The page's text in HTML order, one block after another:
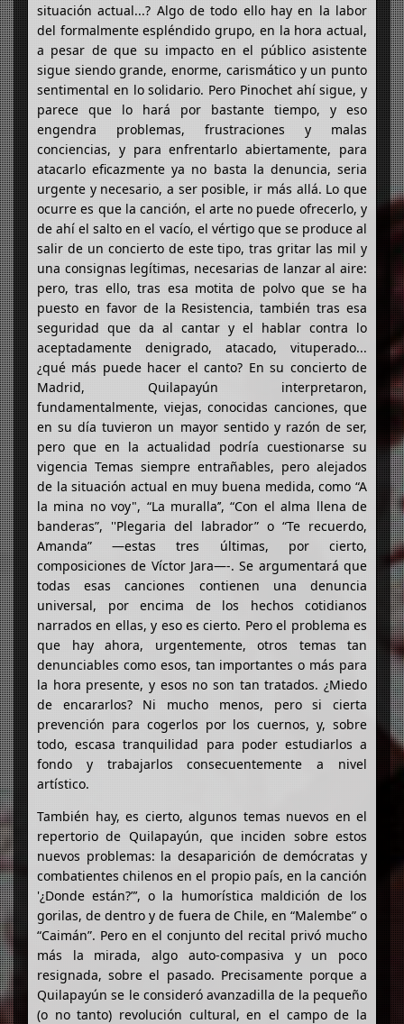
situación actual...? Algo de todo ello hay en la labor
del formalmente espléndido grupo, en la hora actual,
a pesar de que su impacto en el público asistente
sigue siendo grande, enorme, carismático y un punto
sentimental en lo solidario. Pero Pinochet ahí sigue, y
parece que lo hará por bastante tiempo, y eso
engendra problemas, frustraciones y malas
conciencias, y para enfrentarlo abiertamente, para
atacarlo eficazmente ya no basta la denuncia, seria
urgente y necesario, a ser posible, ir más allá. Lo que
ocurre es que la canción, el arte no puede ofrecerlo, y
de ahí el salto en el vacío, el vértigo que se produce al
salir de un concierto de este tipo, tras gritar las mil y
una consignas legítimas, necesarias de lanzar al aire:
pero, tras ello, tras esa motita de polvo que se ha
puesto en favor de la Resistencia, también tras esa
seguridad que da al cantar y el hablar contra lo
aceptadamente denigrado, atacado, vituperado...
¿qué más puede hacer el canto? En su concierto de
Madrid, Quilapayún interpretaron,
fundamentalmente, viejas, conocidas canciones, que
en su día tuvieron un mayor sentido y razón de ser,
pero que en la actualidad podría cuestionarse su
vigencia Temas siempre entrañables, pero alejados
de la situación actual en muy buena medida, como “A
la mina no voy", “La muralla’’, “Con el alma llena de
banderas”, ''Plegaria del labrador” o “Te recuerdo,
Amanda” —estas tres últimas, por cierto,
composiciones de Víctor Jara—-. Se argumentará que
todas esas canciones contienen una denuncia
universal, por encima de los hechos cotidianos
narrados en ellas, y eso es cierto. Pero el problema es
que hay ahora, urgentemente, otros temas tan
denunciables como esos, tan importantes o más para
la hora presente, y esos no son tan tratados. ¿Miedo
de encararlos? Ni mucho menos, pero si cierta
prevención para cogerlos por los cuernos, y, sobre
todo, escasa tranquilidad para poder estudiarlos a
fondo y trabajarlos consecuentemente a nivel
artístico.
También hay, es cierto, algunos temas nuevos en el
repertorio de Quilapayún, que inciden sobre estos
nuevos problemas: la desaparición de demócratas y
combatientes chilenos en el propio país, en la canción
'¿Donde están?”’, o la humorística maldición de los
gorilas, de dentro y de fuera de Chile, en “Malembe” o
“Caimán”. Pero en el conjunto del recital privó mucho
más la mirada, algo auto-compasiva y un poco
resignada, sobre el pasado. Precisamente porque a
Quilapayún se le consideró avanzadilla de la pequeño
(o no tanto) revolución cultural, en el campo de la